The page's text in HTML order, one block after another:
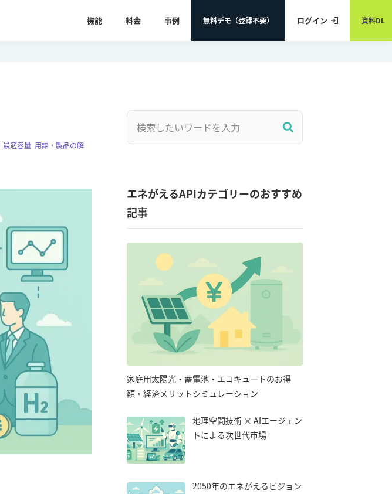
機能 料金 事例 無料デモ（登録不要） ログイン 資料DL
,最適容量 用語・製品の解
エネがえるAPIカテゴリーのおすすめ
記事
家庭用太陽光・蓄電池・エコキュートのお得
額・経済メリットシミュレーション
地理空間技術 × AIエージェン
トによる次世代市場
2050年のエネがえるビジョン